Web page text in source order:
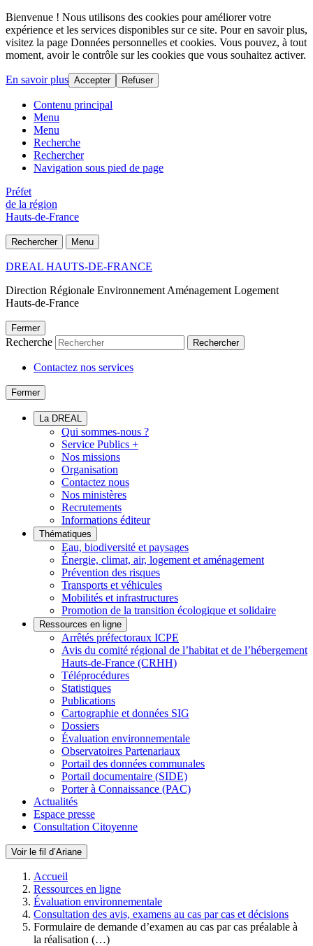
Bienvenue ! Nous utilisons des cookies pour améliorer votre
expérience et les services disponibles sur ce site. Pour en savoir plus,
visitez la page Données personnelles et cookies. Vous pouvez, à tout
moment, avoir le contrôle sur les cookies que vous souhaitez activer.
En savoir plus Accepter Refuser
Contenu principal
Menu
Menu
Recherche
Rechercher
Navigation sous pied de page
Préfet
de la région
Hauts-de-France
Rechercher Menu
DREAL HAUTS-DE-FRANCE
Direction Régionale Environnement Aménagement Logement
Hauts-de-France
Fermer
Recherche Rechercher
Contactez nos services
Fermer
La DREAL
Qui sommes-nous ?
Service Publics +
Nos missions
Organisation
Contactez nous
Nos ministères
Recrutements
Informations éditeur
Thématiques
Eau, biodiversité et paysages
Énergie, climat, air, logement et aménagement
Prévention des risques
Transports et véhicules
Mobilités et infrastructures
Promotion de la transition écologique et solidaire
Ressources en ligne
Arrêtés préfectoraux ICPE
Avis du comité régional de l’habitat et de l’hébergement
Hauts-de-France (CRHH)
Téléprocédures
Statistiques
Publications
Cartographie et données SIG
Dossiers
Évaluation environnementale
Observatoires Partenariaux
Portail des données communales
Portail documentaire (SIDE)
Porter à Connaissance (PAC)
Actualités
Espace presse
Consultation Citoyenne
Voir le fil d’Ariane
Accueil
Ressources en ligne
Évaluation environnementale
Consultation des avis, examens au cas par cas et décisions
Formulaire de demande d’examen au cas par cas préalable à
la réalisation (…)